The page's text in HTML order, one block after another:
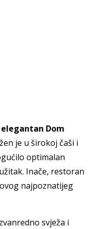
Dom
je u širokoj čaši i
optimalan
Inače, restoran
najpoznatijeg
svježa i